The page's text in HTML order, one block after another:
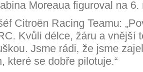
Moreaua figuroval na 6.
Citroën Racing Teamu:
Kvůli délce, žáru a vnější
Jsme rádi, že jsme
které se dobře pilotuje.“